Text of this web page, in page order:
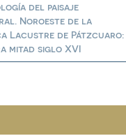
del paisaje
Noroeste de la
Lacustre de Pátzcuaro:
mitad siglo XVI